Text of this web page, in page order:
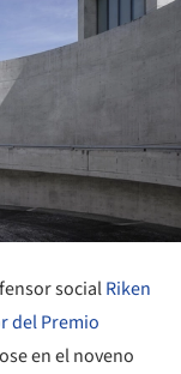
socialRiken
del Premio
en el noveno